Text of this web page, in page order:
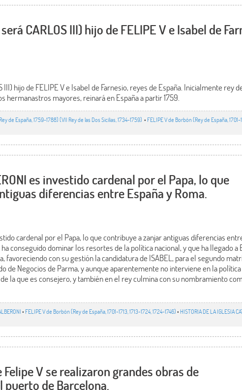
CARLOS III) hijo de FELIPE V e Isabel de
III) hijo de FELIPE V e Isabel de Farnesio, reyes de España. Inicialmente rey
hermanastros mayores, reinará en España a partir 1759.
de España, 1759-1788) (VII Rey de las Dos Sicilias, 1734-1759) • FELIPE V de Borbón (Rey de España, 1701-
es investido cardenal por el Papa, lo que
diferencias entre España y Roma.
cardenal por el Papa, lo que contribuye a zanjar antiguas diferencias
conseguido dominar los resortes de la política nacional, y que ha llegado a
favoreciendo con su gestión la candidatura de ISABEL, para el segundo
de Negocios de Parma, y aunque aparentemente no interviene en la
la que es consejero, y también en el rey culmina con su nombramiento
• FELIPE V de Borbón (Rey de España, 1701-1713, 1713-1724, 1724-1746)• HISTORIA DE LA IGLESIA
V se realizaron grandes obras de
de Barcelona.